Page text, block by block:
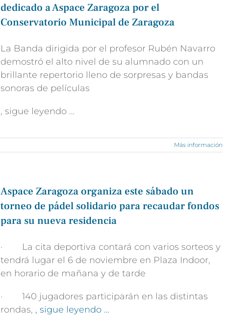
dedicado a Aspace Zaragoza por el
Conservatorio Municipal de Zaragoza
La Banda dirigida por el profesor Rubén Navarro
demostró el alto nivel de su alumnado con un
brillante repertorio lleno de sorpresas y bandas
sonoras de películas
, sigue leyendo …
Más información
Aspace Zaragoza organiza este sábado un
torneo de pádel solidario para recaudar fondos
para su nueva residencia
· La cita deportiva contará con varios sorteos y
tendrá lugar el 6 de noviembre en Plaza Indoor,
en horario de mañana y de tarde
· 140 jugadores participarán en las distintas
rondas, , sigue leyendo …